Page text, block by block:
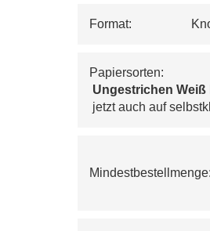
Format:
Papiersorten:
Ungestrichen Weiß
jetzt auch auf